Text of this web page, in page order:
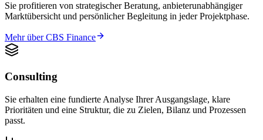
Sie profitieren von strategischer Beratung, anbieterunabhängiger
Marktübersicht und persönlicher Begleitung in jeder Projektphase.
Mehr über CBS Finance
Consulting
Sie erhalten eine fundierte Analyse Ihrer Ausgangslage, klare
Prioritäten und eine Struktur, die zu Zielen, Bilanz und Prozessen
passt.